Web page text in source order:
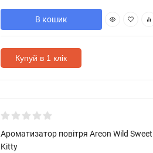
В кошик
Купуй в 1 клік
Ароматизатор повітря Areon Wild Sweet
Kitty